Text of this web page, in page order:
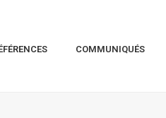
COMMUNIQUÉS